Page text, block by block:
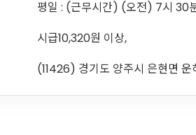
평일 : (근무시간) (오전) 7시 30
시급10,320원 이상,
(11426) 경기도 양주시 은현면